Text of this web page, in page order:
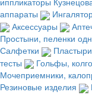
аппараты
Аксессуары
Простыни, пеленки
Салфетки
Пластыри
тесты
Гольфы,
Мочеприемники,
Резиновые изделия